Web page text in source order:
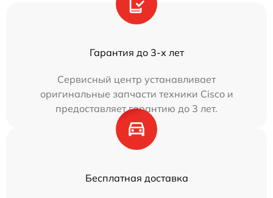
Гарантия до 3-х лет
Сервисный центр устанавливает
оригинальные запчасти техники Cisco и
предоставляет гарантию до 3 лет.
Бесплатная доставка